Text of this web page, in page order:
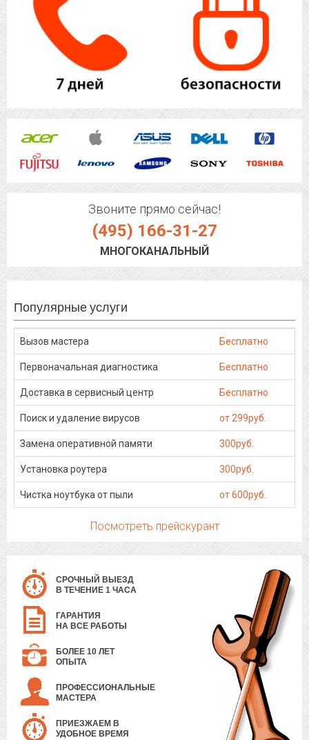
Звоните прямо сейчас!
(495) 166-31-27
МНОГОКАНАЛЬНЫЙ
Популярные услуги
Вызов мастера Бесплатно
Первоначальная диагностика Бесплатно
Доставка в сервисный центр Бесплатно
Поиск и удаление вирусов от 299руб.
Замена оперативной памяти 300руб.
Установка роутера 300руб.
Чистка ноутбука от пыли от 600руб.
Посмотреть прейскурант
СРОЧНЫЙ ВЫЕЗД
В ТЕЧЕНИЕ 1 ЧАСА
ГАРАНТИЯ
НА ВСЕ РАБОТЫ
БОЛЕЕ 10 ЛЕТ
ОПЫТА
ПРОФЕССИОНАЛЬНЫЕ
МАСТЕРА
ПРИЕЗЖАЕМ В
УДОБНОЕ ВРЕМЯ